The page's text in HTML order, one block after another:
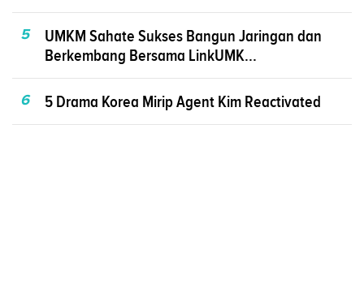
5
UMKM Sahate Sukses Bangun Jaringan dan
Berkembang Bersama LinkUMK...
6 5 Drama Korea Mirip Agent Kim Reactivated